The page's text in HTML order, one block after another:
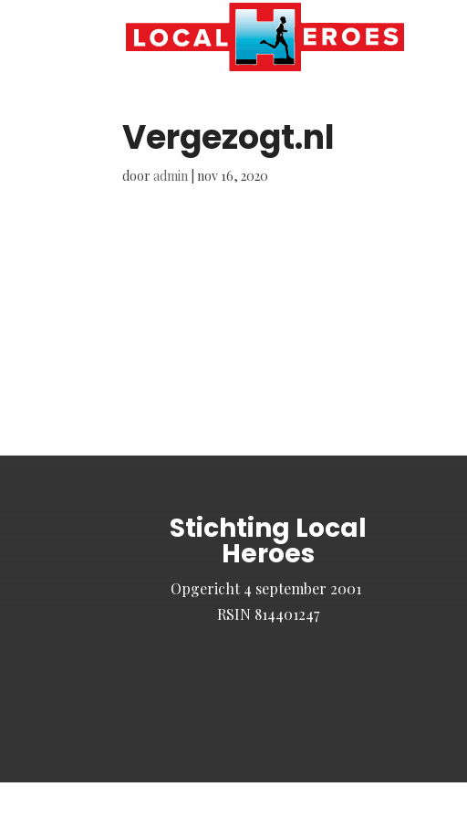
Vergezogt.nl
dooradmin |nov 16, 2020
Stichting Local
Heroes
Opgericht 4 september 2001
RSIN 814401247